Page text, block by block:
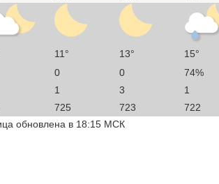
11° 13°
15°
0 0
74%
1 3
1
725 723
722
обновлена в 18:15 МСК